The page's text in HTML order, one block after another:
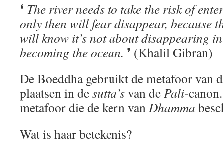
❛ The river needs to take the risk of
only then will fear disappear, because
will know it’s not about disappearing
becoming the ocean. ❜ (Khalil Gibran)
De Boeddha gebruikt de metafoor van
plaatsen in desutta’svan dePali-
metafoor die de kern vanDhamma
Wat is haar betekenis?